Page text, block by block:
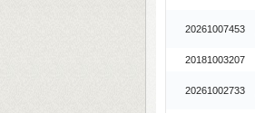
20261007453
20181003207
20261002733